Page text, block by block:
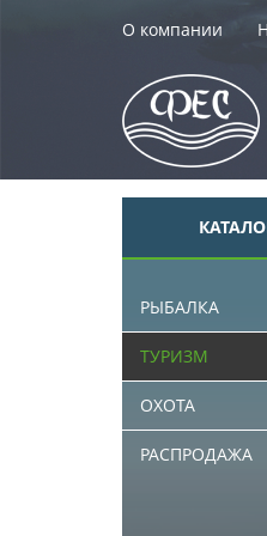
О компании
РЫБАЛКА
ТУРИЗМ
ОХОТА
РАСПРОДАЖА